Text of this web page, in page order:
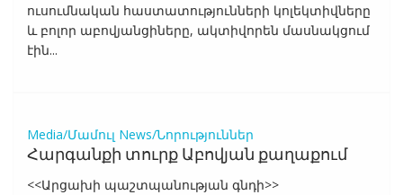
ուսումնական հաստատությունների կոլեկտիվները
և բոլոր աբովյանցիները, ակտիվորեն մասնակցում
էին...
Media/Մամուլ News/Նորություններ
Հարգանքի տուրք Աբովյան քաղաքում
<<Արցախի պաշտպանության գնդի>>